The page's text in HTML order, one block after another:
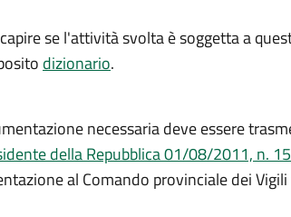
se l'attività svolta è soggetta a
dizionario.
necessaria deve essere
della Repubblica 01/08/2011, n.
al Comando provinciale dei